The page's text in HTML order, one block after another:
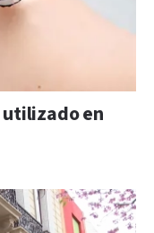
utilizado en